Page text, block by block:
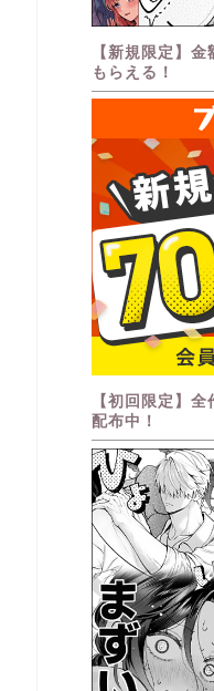
【新規限定】
もらえる！
【初回限定】
配布中！